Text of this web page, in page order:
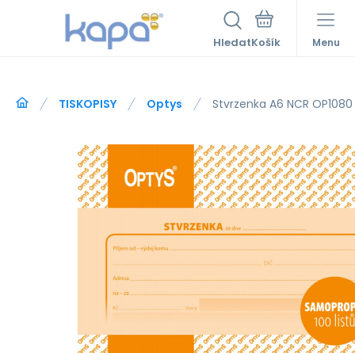
Hledat Menu
TISKOPISY Optys Stvrzenka A6 NCR OP1080